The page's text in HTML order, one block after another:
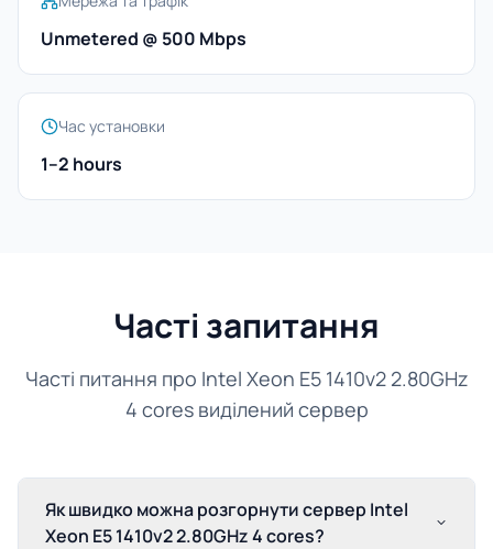
Unmetered @ 500 Mbps
Час установки
1–2 hours
Часті запитання
Часті питання про Intel Xeon E5 1410v2 2.80GHz
4 cores виділений сервер
Як швидко можна розгорнути сервер Intel
Xeon E5 1410v2 2.80GHz 4 cores?